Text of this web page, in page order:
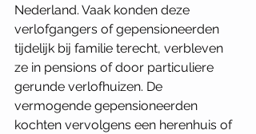
Nederland. Vaak konden deze
verlofgangers of gepensioneerden
tijdelijk bij familie terecht, verbleven
ze in pensions of door particuliere
gerunde verlofhuizen. De
vermogende gepensioneerden
kochten vervolgens een herenhuis of